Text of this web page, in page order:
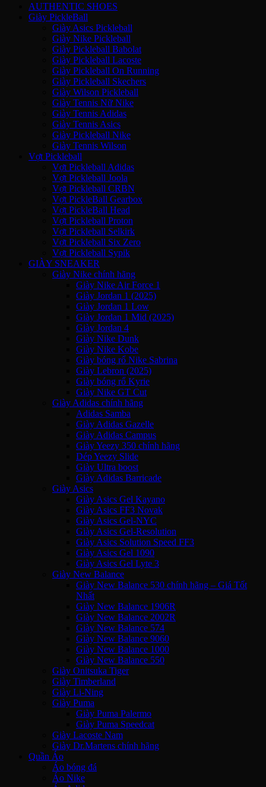
AUTHENTIC SHOES
Giày PickleBall
Giày Asics Pickleball
Giày Nike Pickleball
Giày Pickleball Babolat
Giày Pickleball Lacoste
Giày Pickleball On Running
Giày Pickleball Skechers
Giày Wilson Pickleball
Giày Tennis Nữ Nike
Giày Tennis Adidas
Giày Tennis Asics
Giày Pickleball Nike
Giày Tennis Wilson
Vợt Pickleball
Vợt Pickleball Adidas
Vợt Pickleball Joola
Vợt Pickleball CRBN
Vợt PickleBall Gearbox
Vợt PickleBall Head
Vợt Pickleball Proton
Vợt Pickleball Selkirk
Vợt Pickleball Six Zero
Vợt Pickleball Sypik
GIÀY SNEAKER
Giày Nike chính hãng
Giày Nike Air Force 1
Giày Jordan 1 (2025)
Giày Jordan 1 Low
Giày Jordan 1 Mid (2025)
Giày Jordan 4
Giày Nike Dunk
Giày Nike Kobe
Giày bóng rổ Nike Sabrina
Giày Lebron (2025)
Giày bóng rổ Kyrie
Giày Nike GT Cut
Giày Adidas chính hãng
Adidas Samba
Giày Adidas Gazelle
Giày Adidas Campus
Giày Yeezy 350 chính hãng
Dép Yeezy Slide
Giày Ultra boost
Giày Adidas Barricade
Giày Asics
Giày Asics Gel Kayano
Giày Asics FF3 Novak
Giày Asics Gel-NYC
Giày Asics Gel-Resolution
Giày Asics Solution Speed FF3
Giày Asics Gel 1090
Giày Asics Gel Lyte 3
Giày New Balance
Giày New Balance 530 chính hãng – Giá Tốt
Nhất
Giày New Balance 1906R
Giày New Balance 2002R
Giày New Balance 574
Giày New Balance 9060
Giày New Balance 1000
Giày New Balance 550
Giày Onitsuka Tiger
Giày Timberland
Giày Li-Ning
Giày Puma
Giày Puma Palermo
Giày Puma Speedcat
Giày Lacoste Nam
Giày Dr.Martens chính hãng
Quần Áo
Áo bóng đá
Áo Nike